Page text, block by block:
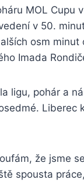
MOL Cupu
v 50.
osm
Imada
ligu, pohár a
Liberec
že jsme
spousta